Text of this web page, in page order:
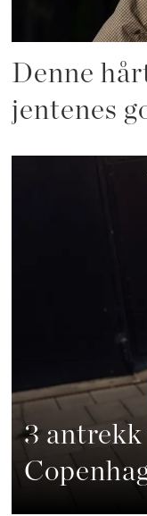
Denne
jentenes
3